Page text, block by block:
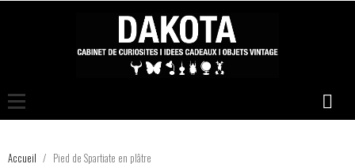
Accueil Pied de Spartiate en plâtre